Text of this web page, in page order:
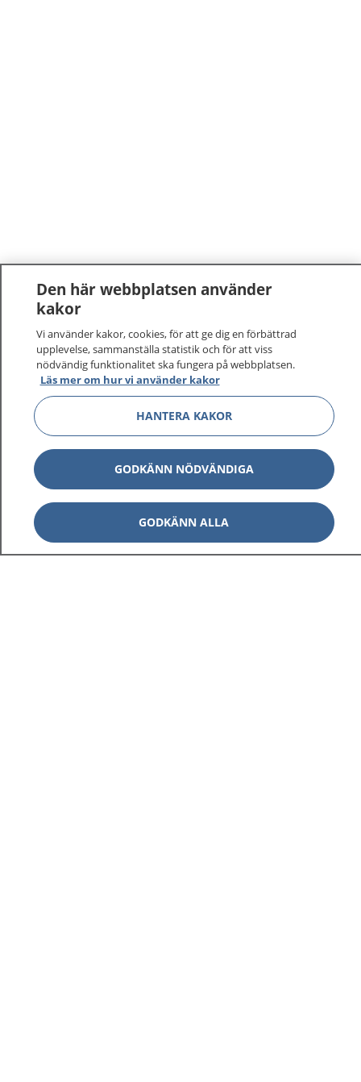
Den här webbplatsen använder
kakor
Vi använder kakor, cookies, för att ge dig en förbättrad
upplevelse, sammanställa statistik och för att viss
nödvändig funktionalitet ska fungera på webbplatsen.
Läs mer om hur vi använder kakor
HANTERA KAKOR
GODKÄNN NÖDVÄNDIGA
GODKÄNN ALLA